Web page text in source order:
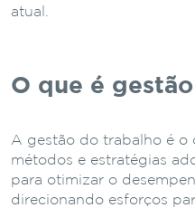
atual.
O que é
A gestão do trabalho é o
métodos e estratégias
para otimizar o
direcionando esforços